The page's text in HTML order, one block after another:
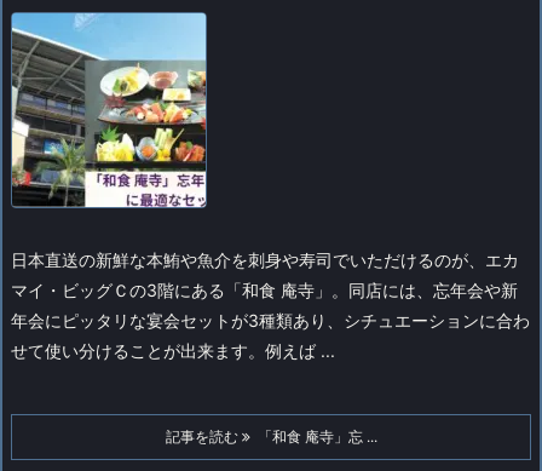
日本直送の新鮮な本鮪や魚介を刺身や寿司でいただけるのが、エカ
マイ・ビッグＣの3階にある「和食 庵寺」。 同店には、忘年会や新
年会にピッタリな宴会セットが3種類あり、シチュエーションに合わ
せて使い分けることが出来ます。例えば ...
記事を読む 「和食 庵寺」忘 ...